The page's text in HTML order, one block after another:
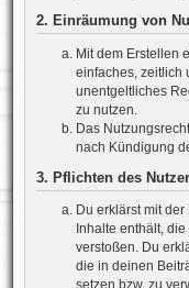
2. Einräumung von
Mit dem Erstellen
einfaches, zeitlich
unentgeltliches
zu nutzen.
Das
nach Kündigung
3. Pflichten des
Du erklärst mit
Inhalte enthält,
verstoßen. Du
die in deinen